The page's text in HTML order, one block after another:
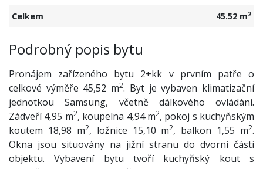
Celkem 45.52 m2
Podrobný popis bytu
Pronájem zařízeného bytu 2+kk v prvním patře o
celkové výměře 45,52 m2. Byt je vybaven klimatizační
jednotkou Samsung, včetně dálkového ovládání.
Zádveří 4,95 m2, koupelna 4,94 m2, pokoj s kuchyňským
koutem 18,98 m2, ložnice 15,10 m2, balkon 1,55 m2.
Okna jsou situovány na jižní stranu do dvorní části
objektu. Vybavení bytu tvoří kuchyňský kout s